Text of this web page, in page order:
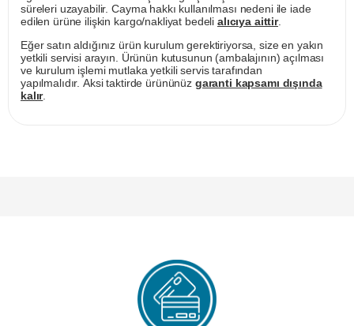
süreleri uzayabilir. Cayma hakkı kullanılması nedeni ile iade
edilen ürüne ilişkin kargo/nakliyat bedeli alıcıya aittir.
Eğer satın aldığınız ürün kurulum gerektiriyorsa, size en yakın
yetkili servisi arayın. Ürünün kutusunun (ambalajının) açılması
ve kurulum işlemi mutlaka yetkili servis tarafından
yapılmalıdır. Aksi taktirde ürününüz garanti kapsamı dışında
kalır.